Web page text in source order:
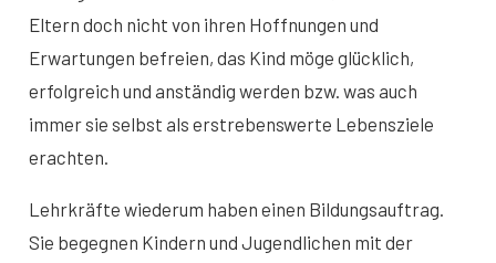
Eltern doch nicht von ihren Hoffnungen und
Erwartungen befreien, das Kind möge glücklich,
erfolgreich und anständig werden bzw. was auch
immer sie selbst als erstrebenswerte Lebensziele
erachten.
Lehrkräfte wiederum haben einen Bildungsauftrag.
Sie begegnen Kindern und Jugendlichen mit der